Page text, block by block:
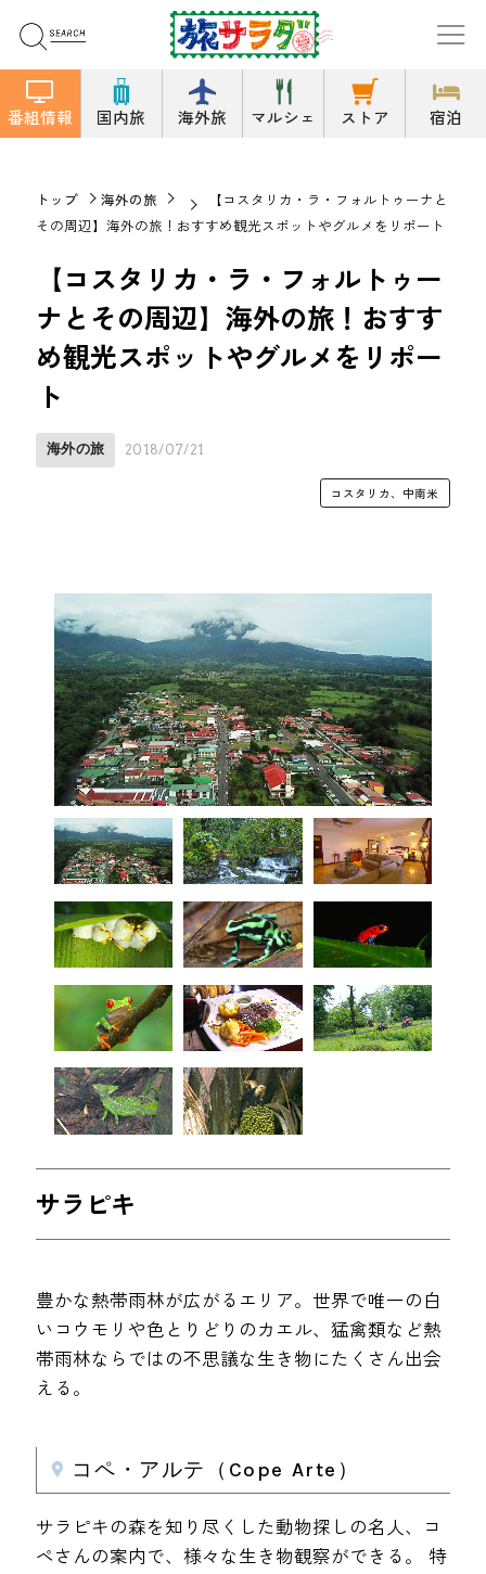
番組情報 国内旅 海外旅 マルシェ ストア 宿泊
トップ 海外の旅
【コスタリカ・ラ・フォルトゥーナと
その周辺】海外の旅！おすすめ観光スポットやグルメをリポート
【コスタリカ・ラ・フォルトゥー
ナとその周辺】海外の旅！おすす
め観光スポットやグルメをリポー
ト
海外の旅 2018/07/21
コスタリカ、中南米
サラピキ
豊かな熱帯雨林が広がるエリア。世界で唯一の白
いコウモリや色とりどりのカエル、猛禽類など熱
帯雨林ならではの不思議な生き物にたくさん出会
える。
コペ・アルテ（Cope Arte）
サラピキの森を知り尽くした動物探しの名人、コ
ペさんの案内で、様々な生き物観察ができる。 特